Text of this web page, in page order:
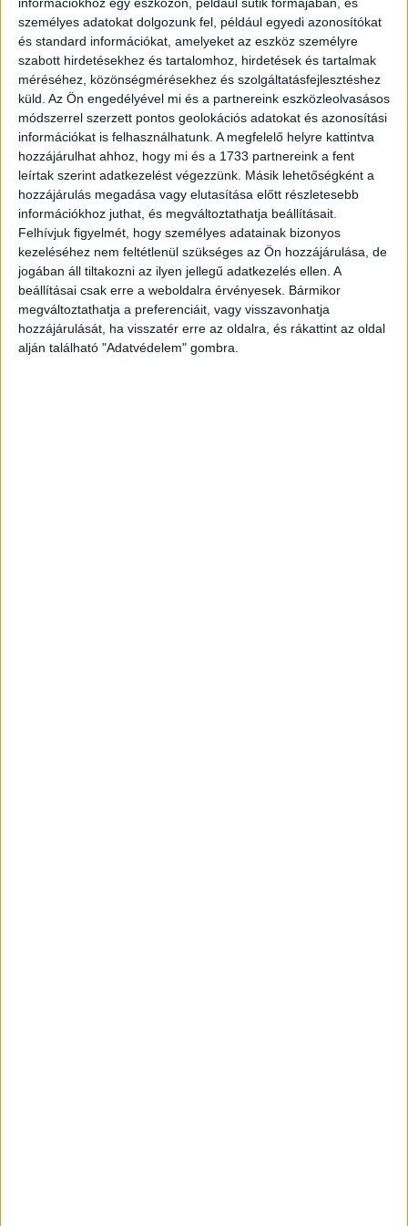
személyes adatokat dolgozunk fel, például egyedi azonosítókat
és standard információkat, amelyeket az eszköz személyre
szabott hirdetésekhez és tartalomhoz, hirdetések és tartalmak
méréséhez, közönségmérésekhez és szolgáltatásfejlesztéshez
küld. Az Ön engedélyével mi és a partnereink eszközleolvasásos
módszerrel szerzett pontos geolokációs adatokat és azonosítási
információkat is felhasználhatunk. A megfelelő helyre kattintva
hozzájárulhat ahhoz, hogy mi és a 1733 partnereink a fent
leírtak szerint adatkezelést végezzünk. Másik lehetőségként a
hozzájárulás megadása vagy elutasítása előtt részletesebb
információkhoz juthat, és megváltoztathatja beállításait.
Felhívjuk figyelmét, hogy személyes adatainak bizonyos
kezeléséhez nem feltétlenül szükséges az Ön hozzájárulása, de
jogában áll tiltakozni az ilyen jellegű adatkezelés ellen. A
beállításai csak erre a weboldalra érvényesek. Bármikor
megváltoztathatja a preferenciáit, vagy visszavonhatja
hozzájárulását, ha visszatér erre az oldalra, és rákattint az oldal
alján található "Adatvédelem" gombra.
bevételt könyveltek el, amelynek 31%-a külföldiektől,
69%-a pedig belföldiektől származott.
Nagy volt az érdeklődés a vendéglátóhelyek iránt is, a
hosszú hétvége első három napján 10,2 milliárd forint
árbevétel folyt be. A legtöbbet március 13-án vasárnap
költöttek a vendégek, összesen 3,9 milliárd forintot.
Legközelebb áprilisban, a húsvéti időszakban lehet
számítani a mostanihoz hasonló, hatalmas érdeklődésre.
Az eddig beérkezett foglalások alapján áprilisra már most
1,4 millió éjszaka foglalás érkezett, de májusra is már 1,2
millió vendégéjszakát látni a rendszerben.
OLVASTA MÁR?